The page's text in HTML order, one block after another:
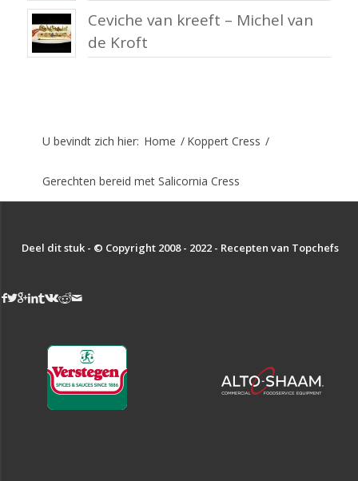
Ceviche van kreeft – Michel van
de Kroft
U bevindt zich hier: Home / Koppert Cress /
Gerechten bereid met Salicornia Cress
Deel dit stuk - © Copyright 2008 - 2022 - Recepten van Topchefs